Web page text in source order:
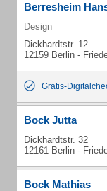
Berresheim
Design
Dickhardtstr. 12
12159 Berlin -
Gratis-
Bock Jutta
Dickhardtstr. 32
12161 Berlin -
Bock Mathias